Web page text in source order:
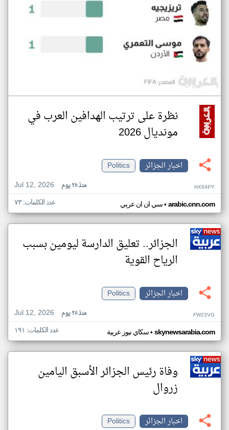
نظرة على ترتيب الهدافين العرب في
مونديال 2026
اخبار الجزائر
Politics
Jul 12, 2026
منذ ٢٥ يوم HX64PY
سي ان ان عربي• arabic.cnn.com عدد الكلمات: ٧٣
الجزائر.. تعليق الدارسة ليومين بسبب
الرياح القوية
اخبار الجزائر
Politics
Jul 12, 2026
منذ ٢٥ يوم FW23VG
سكاي نيوز عربية• skynewsarabia.com عدد الكلمات: ١٩١
وفاة رئيس الجزائر الأسبق اليامين
زروال
اخبار الجزائر Politics